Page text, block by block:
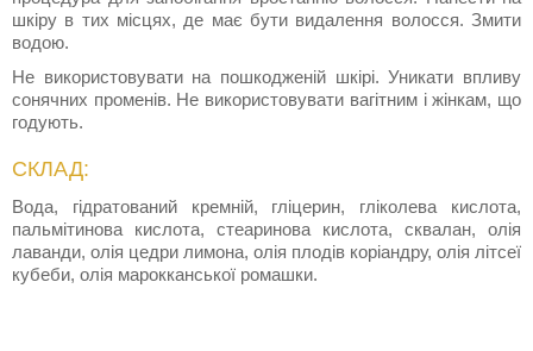
шкіру в тих місцях, де має бути видалення волосся. Змити
водою.
Не використовувати на пошкодженій шкірі. Уникати впливу
сонячних променів. Не використовувати вагітним і жінкам, що
годують.
СКЛАД:
Вода, гідратований кремній, гліцерин, гліколева кислота,
пальмітинова кислота, стеаринова кислота, сквалан, олія
лаванди, олія цедри лимона, олія плодів коріандру, олія літсеї
кубеби, олія марокканської ромашки.